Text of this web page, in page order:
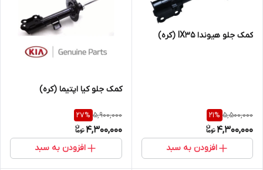
کمک جلو هیوندا IX35 (کره)
5,500,000
21%
4,300,000
افزودن به سبد
کمک جلو کیا اپتیما (کره)
5,900,000
27%
4,300,000
افزودن به سبد